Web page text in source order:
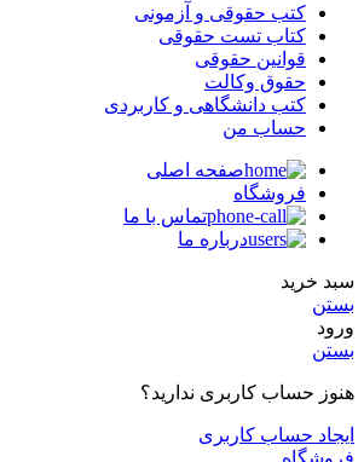
کتب حقوقی و آزمونی
کتاب تست حقوقی
قوانین حقوقی
حقوق وکالت
کتب دانشگاهی و کاربردی
حساب من
صفحه اصلی
فروشگاه
تماس با ما
درباره ما
سبد خرید
بستن
ورود
بستن
هنوز حساب کاربری ندارید؟
ایجاد حساب کاربری
فروشگاه